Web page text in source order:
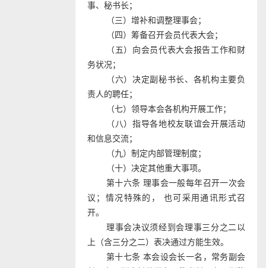
事、秘书长；
（三）增补和调整理事会；
（四）筹备召开会员代表大会；
（五）向会员代表大会报告工作和财
务状况；
（六）决定副秘书长、各机构主要负
责人的聘任；
（七）领导本会各机构开展工作；
（八）指导各地校友联谊会开展活动
和信息交流；
（九）制定内部管理制度；
（十）决定其他重大事项。
第十六条 理事会一般每年召开一次会
议；情况特殊的， 也可采用通讯形式召
开。
理事会决议须经到会理事三分之二以
上（含三分之二）表决通过方能生效。
第十七条 本会设会长一名，常务副会